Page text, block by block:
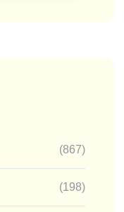
(867)
(198)